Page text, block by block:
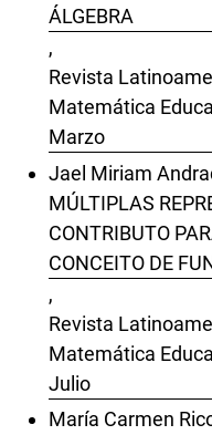
ÁLGEBRA
,
Revista
Matemática
Marzo
Jael Miriam
MÚLTIPLAS
CONTRIBUTO
CONCEITO DE
,
Revista
Matemática
Julio
María Carmen